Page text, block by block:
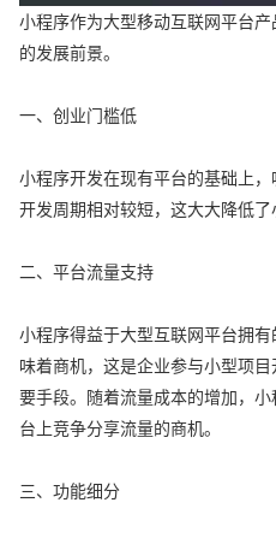
小程序作为大型移动互联网平台
的发展前景。
一、创业门槛低
小程序开发在现有平台的基础上，
开发周期相对较短，这大大降低了
二、平台流量支持
小程序得益于大型互联网平台拥
味着商机，这是企业参与小型项
要手段。随着流量成本的增加，
台上竞争分享流量的商机。
三、功能细分